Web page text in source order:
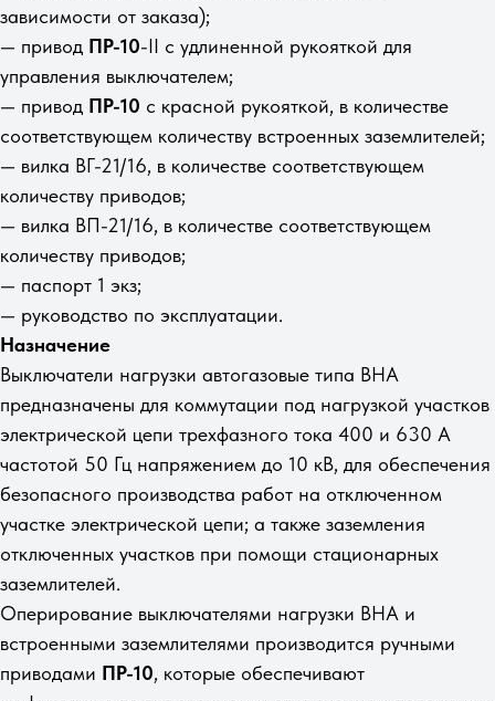
зависимости от заказа);
— привод ПР-10-II с удлиненной рукояткой для
управления выключателем;
— привод ПР-10 с красной рукояткой, в количестве
соответствующем количеству встроенных заземлителей;
— вилка ВГ-21/16, в количестве соответствующем
количеству приводов;
— вилка ВП-21/16, в количестве соответствующем
количеству приводов;
— паспорт 1 экз;
— руководство по эксплуатации.
Назначение
Выключатели нагрузки автогазовые типа ВНА
предназначены для коммутации под нагрузкой участков
электрической цепи трехфазного тока 400 и 630 А
частотой 50 Гц напряжением до 10 кВ, для обеспечения
безопасного производства работ на отключенном
участке электрической цепи; а также заземления
отключенных участков при помощи стационарных
заземлителей.
Оперирование выключателями нагрузки ВНА и
встроенными заземлителями производится ручными
приводами ПР-10, которые обеспечивают